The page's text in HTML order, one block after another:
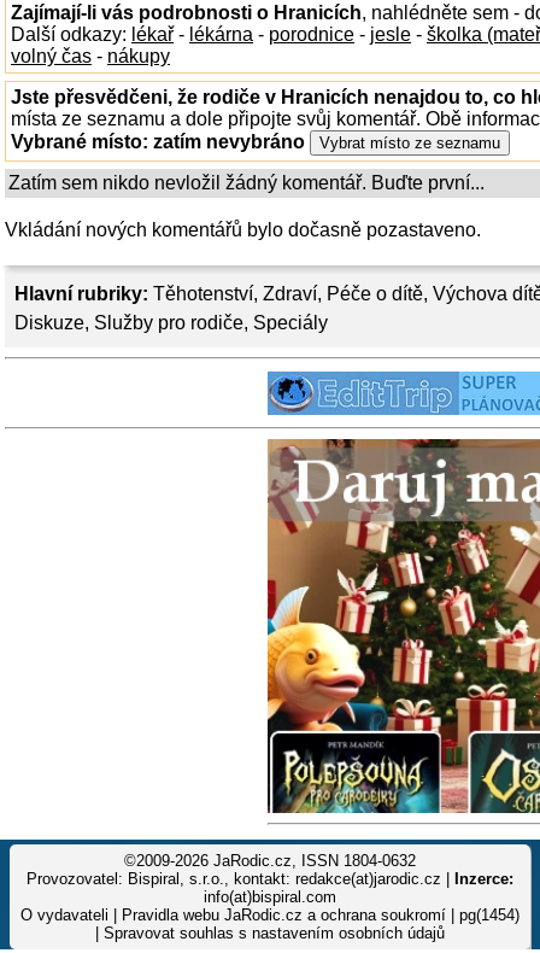
Hlavní rubriky: Těhotenství, Zdraví, Péče o dítě, Výchova
Diskuze, Služby pro rodiče, Speciály
Zajímají-li vás podrobnosti o Hranicích, nahlédněte sem -
Další odkazy: lékař - lékárna - porodnice - jesle - školka
volný čas - nákupy
Jste přesvědčeni, že rodiče v Hranicích nenajdou to, co
místa ze seznamu a dole připojte svůj komentář. Obě
Vybrané místo: zatím nevybráno
Zatím sem nikdo nevložil žádný komentář. Buďte první...
Vkládání nových komentářů bylo dočasně pozastaveno.
©2009-2026 JaRodic.cz, ISSN 1804-0632
Provozovatel: Bispiral, s.r.o., kontakt: redakce(at)jarodic.cz |
Inzerce:
info(at)bispiral.com
O vydavateli
Pravidla webu JaRodic.cz a ochrana soukromí | pg(1454)
Spravovat souhlas s nastavením osobních údajů